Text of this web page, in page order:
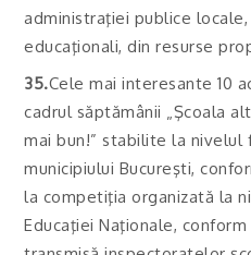
administraţiei publice
educaţionali, din resurse
35.Cele mai interesante 10
cadrul săptămânii „Şcoala
mai bun!” stabilite la nivelul
municipiului Bucureşti,
la competiţia organizată la
Educaţiei Naţionale,